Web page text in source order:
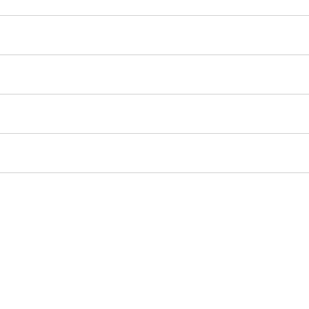
Faculdade de Medicina do ABC (1974), professor livre-
Universidade Católica de São Paulo (1985),
Associação Brasileira de Psiquiatria, membro da
e da Adolescência da Associação Brasileira de
psiquiatria e áreas da saúde; educadores;